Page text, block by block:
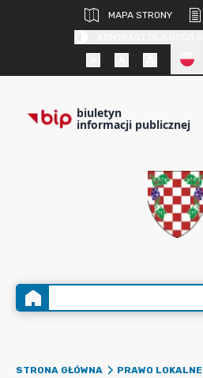
MAPA STRONY
biuletyn
informacji publicznej
STRONA GŁÓWNA PRAWO LOKALNE